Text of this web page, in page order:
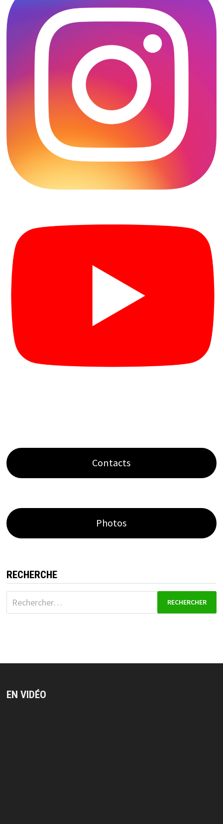
Contacts
Photos
RECHERCHE
Rechercher :
EN VIDÉO